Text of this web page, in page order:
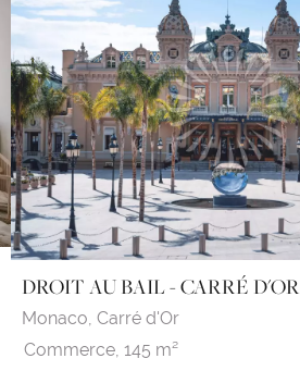
DROIT AU BAIL - CARRÉ D'OR
Monaco, Carré d'Or
Commerce, 145 m²